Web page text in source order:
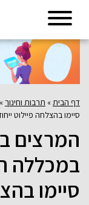
דף הבית » תרבות וחינוך»
סיימו בהצלחה פיילוט
המרצים
במכללה
סיימו